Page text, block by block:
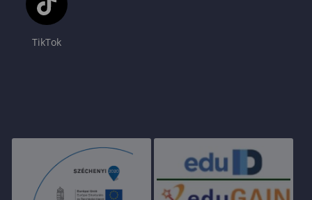
TikTok